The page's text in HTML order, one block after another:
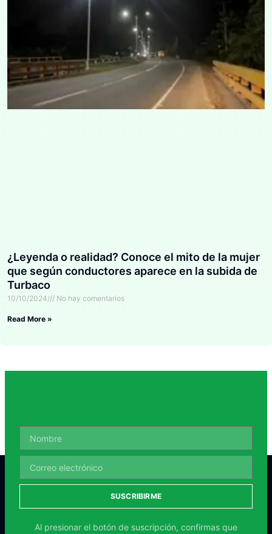
¿Leyenda o realidad? Conoce el mito de la mujer
que según conductores aparece en la subida de
Turbaco
10/10/2024 No hay comentarios
Read More »
SUSCRIBIRME
Al presionar el botón de suscripción, confirmas que